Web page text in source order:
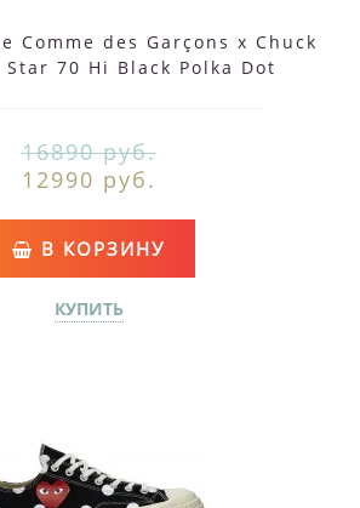
Comme des Garçons x Chuck
70 Hi Black Polka Dot
16890 руб.
12990 руб.
В КОРЗИНУ
КУПИТЬ